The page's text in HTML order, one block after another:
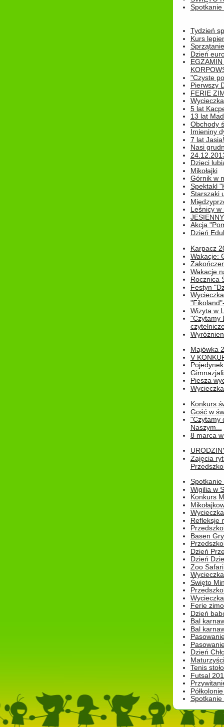
Spotkanie
Tydzień
Kurs
Dzień
"Czyste
Pierwszy
FERIE
5 lat
13 lat
Obchody
Imieniny
7 lat Jasia!
Nasi
Dzieci
Mikołajki
Górnik w
Spektakl
Starszaki
Leśnicy w
Akcja
Dzień
Karpacz
Wakacje:
Wakacje
Rocznica
Festyn
Wizyta w
"Czytamy
Majówka
V
Piesza
Konkurs
Gość w
"Czytamy
Naszym...
8 marca
Zajęcia
Spotkanie
Wigilia w
Konkurs
Refleksje
Basen
Dzień
Dzień
Zoo
Święto
Ferie
Dzień
Bal
Bal
Dzień
Tenis
Futsal